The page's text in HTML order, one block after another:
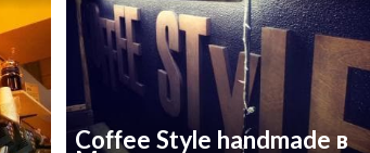
Coffee Style handmade в